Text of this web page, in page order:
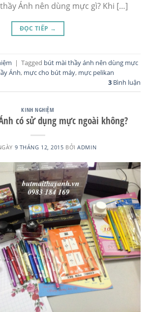
Ánh nên dùng mực gì? Khi […]
ĐỌC TIẾP →
| Tagged bút mài thầy ánh nên dùng mực
Ánh, mực cho bút máy, mực pelikan
3 Bình luận
KINH NGHIỆM
có sử dụng mực ngoài không?
9 THÁNG 12, 2015 BỞIADMIN